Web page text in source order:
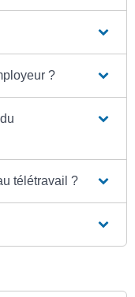
?
télétravail ?